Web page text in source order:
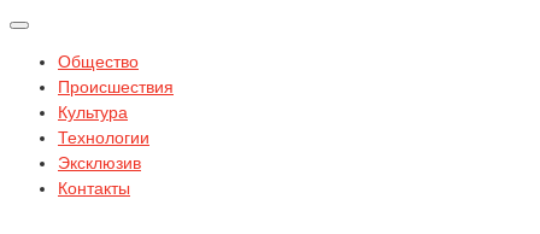
Общество
Происшествия
Культура
Технологии
Эксклюзив
Контакты